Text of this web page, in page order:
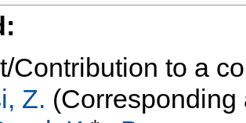
Contribution to a
Z. (Corresponding